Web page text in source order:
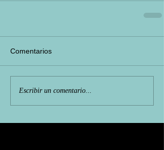
Comentarios
Escribir un comentario...